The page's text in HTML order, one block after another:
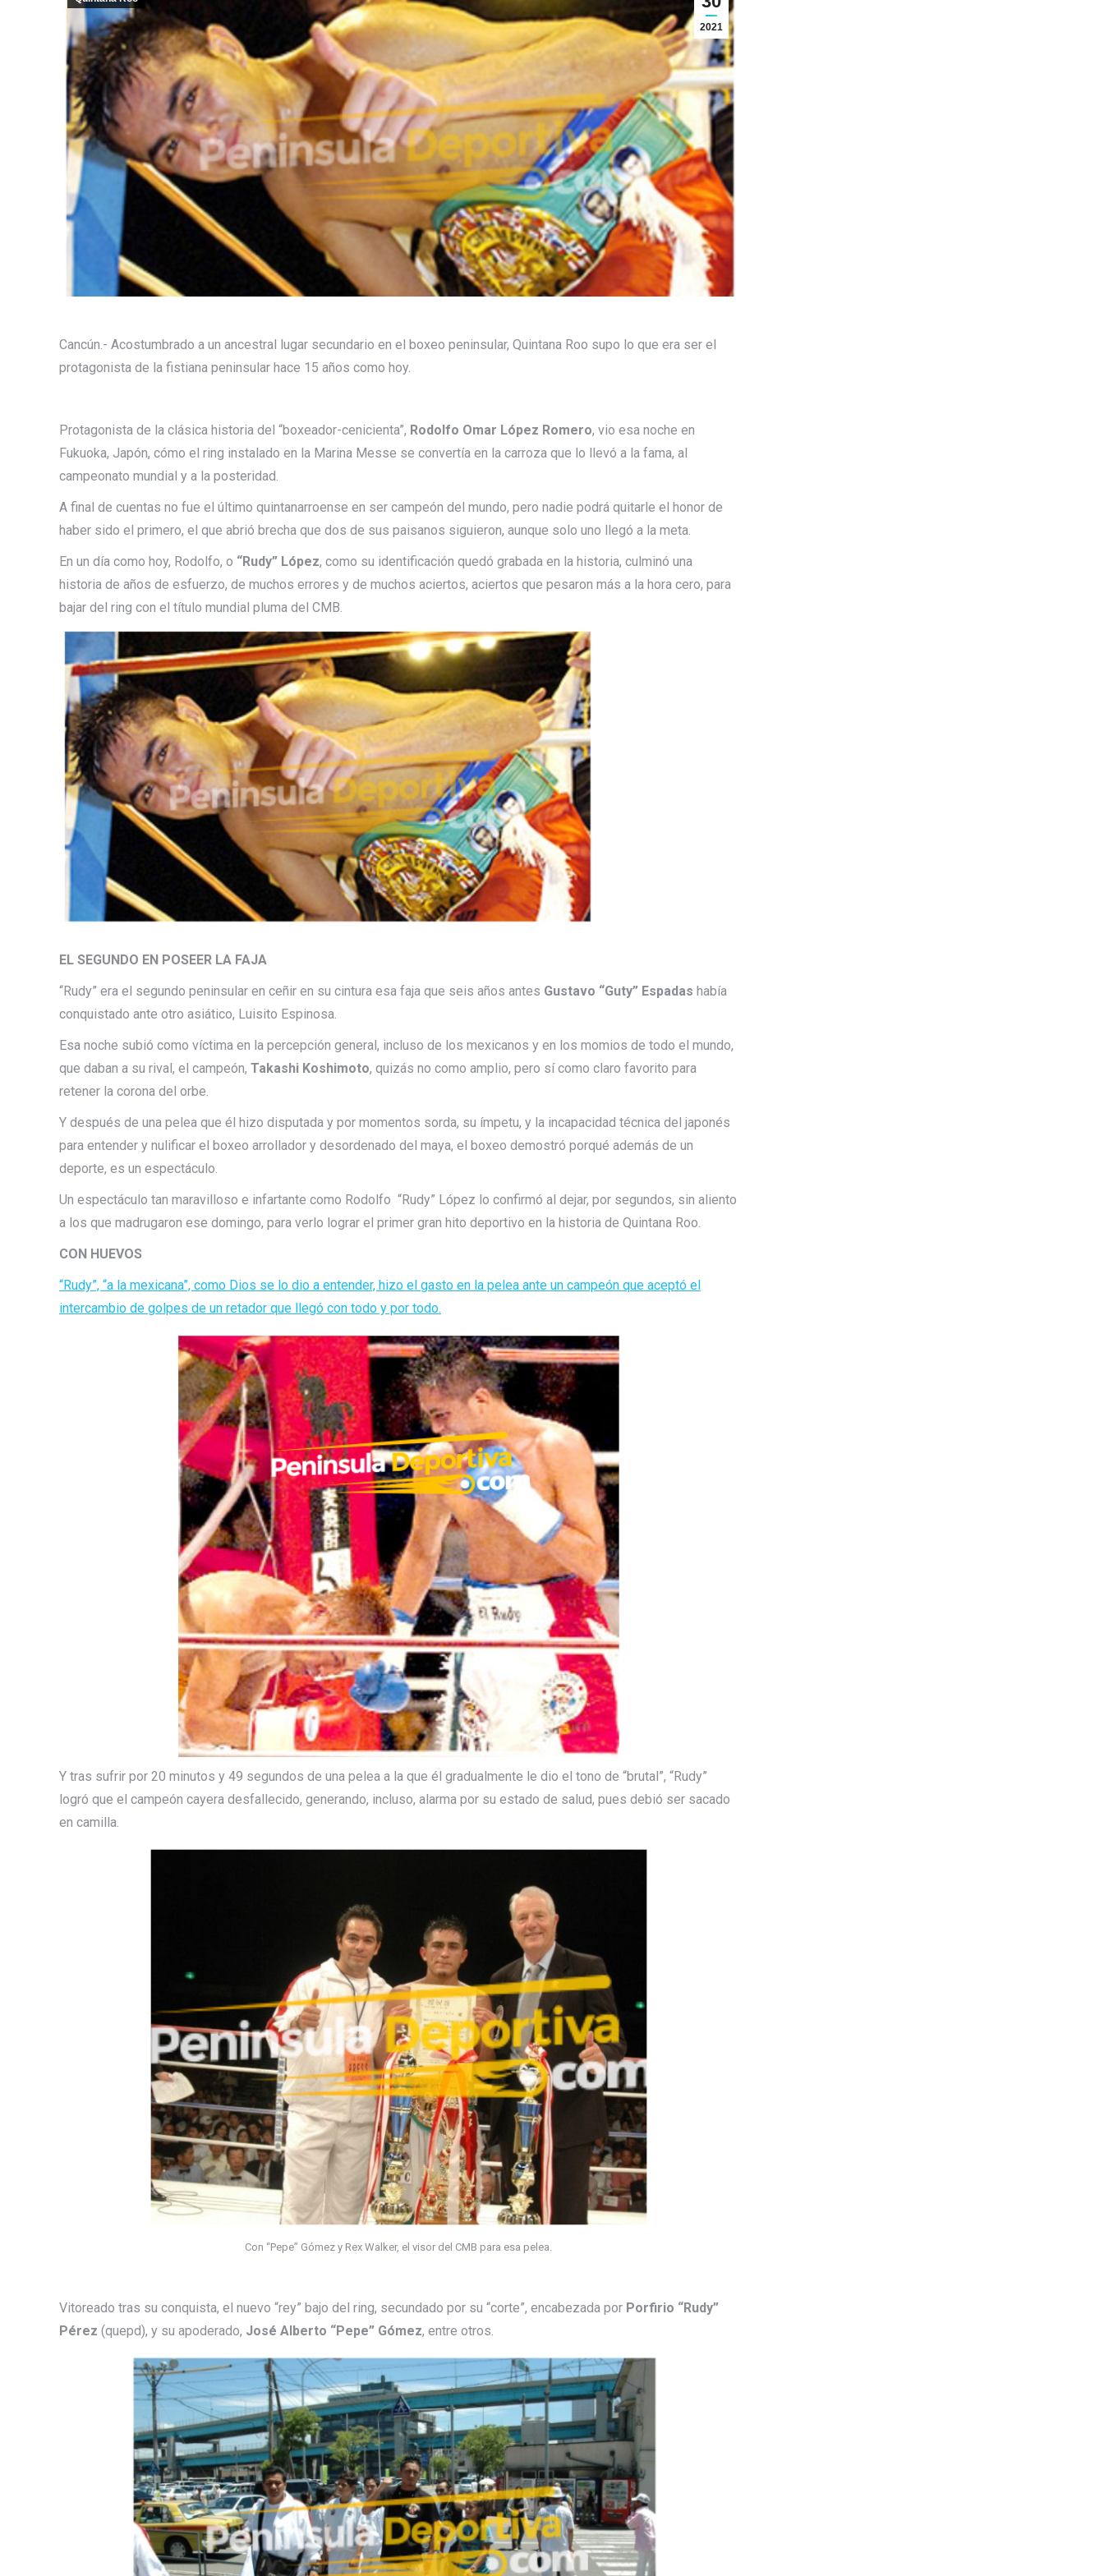
2021
Cancún.- Acostumbrado a un ancestral lugar secundario en el boxeo peninsular, Quintana Roo supo lo que era ser el
protagonista de la fistiana peninsular hace 15 años como hoy.
Protagonista de la clásica historia del “boxeador-cenicienta”, Rodolfo Omar López Romero, vio esa noche en
Fukuoka, Japón, cómo el ring instalado en la Marina Messe se convertía en la carroza que lo llevó a la fama, al
campeonato mundial y a la posteridad.
A final de cuentas no fue el último quintanarroense en ser campeón del mundo, pero nadie podrá quitarle el honor de
haber sido el primero, el que abrió brecha que dos de sus paisanos siguieron, aunque solo uno llegó a la meta.
En un día como hoy, Rodolfo, o “Rudy” López, como su identificación quedó grabada en la historia, culminó una
historia de años de esfuerzo, de muchos errores y de muchos aciertos, aciertos que pesaron más a la hora cero, para
bajar del ring con el título mundial pluma del CMB.
EL SEGUNDO EN POSEER LA FAJA
“Rudy” era el segundo peninsular en ceñir en su cintura esa faja que seis años antes Gustavo “Guty” Espadas había
conquistado ante otro asiático, Luisito Espinosa.
Esa noche subió como víctima en la percepción general, incluso de los mexicanos y en los momios de todo el mundo,
que daban a su rival, el campeón, Takashi Koshimoto, quizás no como amplio, pero sí como claro favorito para
retener la corona del orbe.
Y después de una pelea que él hizo disputada y por momentos sorda, su ímpetu, y la incapacidad técnica del japonés
para entender y nulificar el boxeo arrollador y desordenado del maya, el boxeo demostró porqué además de un
deporte, es un espectáculo.
Un espectáculo tan maravilloso e infartante como Rodolfo “Rudy” López lo confirmó al dejar, por segundos, sin aliento
a los que madrugaron ese domingo, para verlo lograr el primer gran hito deportivo en la historia de Quintana Roo.
CON HUEVOS
“Rudy”, “a la mexicana”, como Dios se lo dio a entender, hizo el gasto en la pelea ante un campeón que aceptó el
intercambio de golpes de un retador que llegó con todo y por todo.
Y tras sufrir por 20 minutos y 49 segundos de una pelea a la que él gradualmente le dio el tono de “brutal”, “Rudy”
logró que el campeón cayera desfallecido, generando, incluso, alarma por su estado de salud, pues debió ser sacado
en camilla.
Con “Pepe” Gómez y Rex Walker, el visor del CMB para esa pelea.
Vitoreado tras su conquista, el nuevo “rey” bajo del ring, secundado por su “corte”, encabezada por Porfirio “Rudy”
Pérez (quepd), y su apoderado, José Alberto “Pepe” Gómez, entre otros.